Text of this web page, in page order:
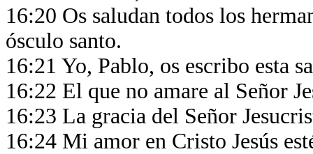
16:20 Os saludan todos los
ósculo santo.
16:21 Yo, Pablo, os escribo esta
16:22 El que no amare al Señor
16:23 La gracia del Señor
16:24 Mi amor en Cristo Jesús